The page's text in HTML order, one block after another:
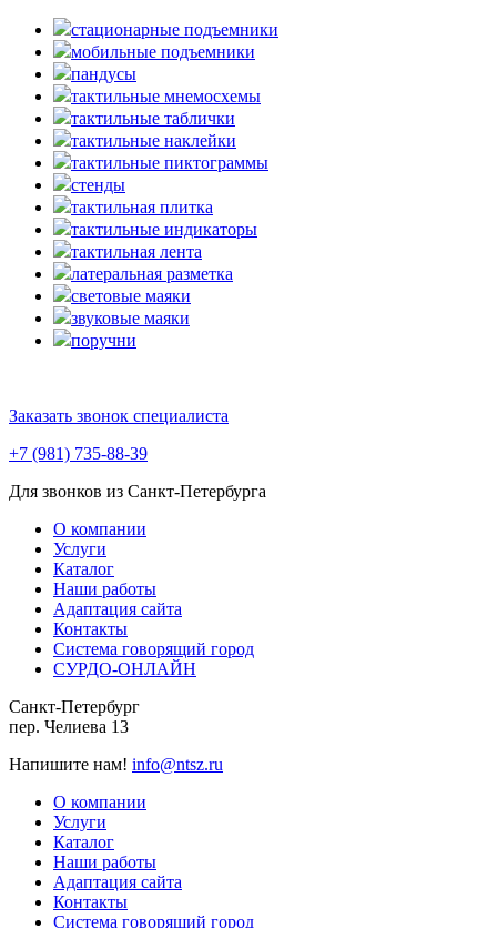
стационарные подъемники
мобильные подъемники
пандусы
тактильные мнемосхемы
тактильные таблички
тактильные наклейки
тактильные пиктограммы
стенды
тактильная плитка
тактильные индикаторы
тактильная лента
латеральная разметка
световые маяки
звуковые маяки
поручни
Заказать звонок специалиста
+7 (981) 735-88-39
Для звонков из Санкт-Петербурга
О компании
Услуги
Каталог
Наши работы
Адаптация сайта
Контакты
Система говорящий город
СУРДО-ОНЛАЙН
Санкт-Петербург
пер. Челиева 13
Напишите нам! info@ntsz.ru
О компании
Услуги
Каталог
Наши работы
Адаптация сайта
Контакты
Система говорящий город